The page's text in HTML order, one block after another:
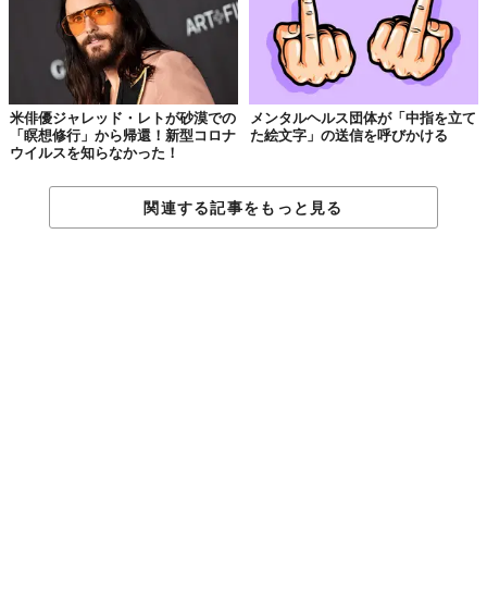
米俳優ジャレッド・レトが砂漠での
「瞑想修行」から帰還！新型コロナ
ウイルスを知らなかった！
メンタルヘルス団体が「中指を立て
た絵文字」の送信を呼びかける
関連する記事をもっと見る